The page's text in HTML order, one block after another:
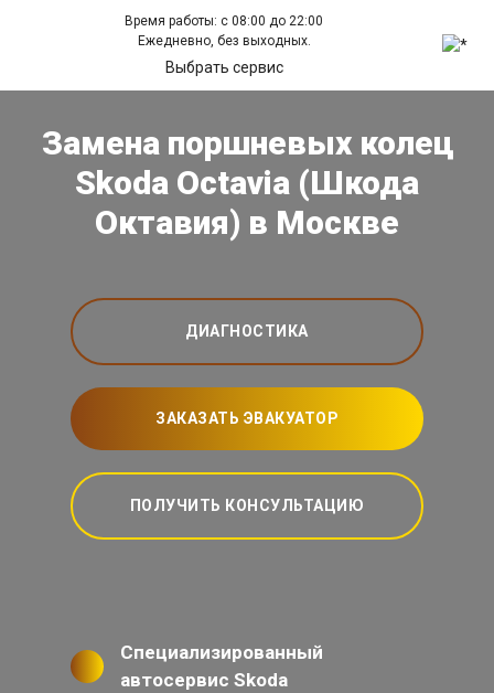
Время работы: с 08:00 до 22:00
Ежедневно, без выходных.
Выбрать сервис
Замена поршневых колец
Skoda Octavia (Шкода
Октавия) в Москве
ДИАГНОСТИКА
ЗАКАЗАТЬ ЭВАКУАТОР
ПОЛУЧИТЬ КОНСУЛЬТАЦИЮ
Специализированный
автосервис Skoda